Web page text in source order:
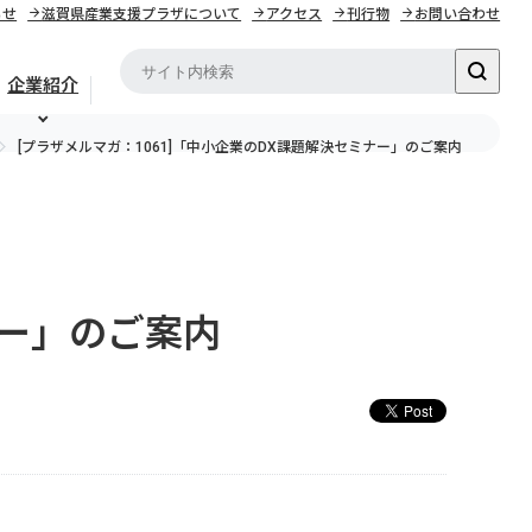
企業紹介
せ 滋賀県産業支援プラザについて アクセス 刊行物 お問い合わせ
[プラザメルマガ：1061]「中小企業のDX課題解決セミナー」のご案内
」のご案内